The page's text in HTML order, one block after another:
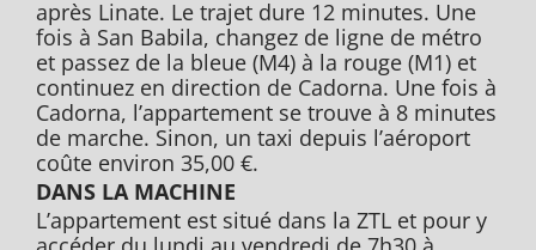
après Linate. Le trajet dure 12 minutes. Une
fois à San Babila, changez de ligne de métro
et passez de la bleue (M4) à la rouge (M1) et
continuez en direction de Cadorna. Une fois à
Cadorna, l’appartement se trouve à 8 minutes
de marche. Sinon, un taxi depuis l’aéroport
coûte environ 35,00 €.
DANS LA MACHINE
L’appartement est situé dans la ZTL et pour y